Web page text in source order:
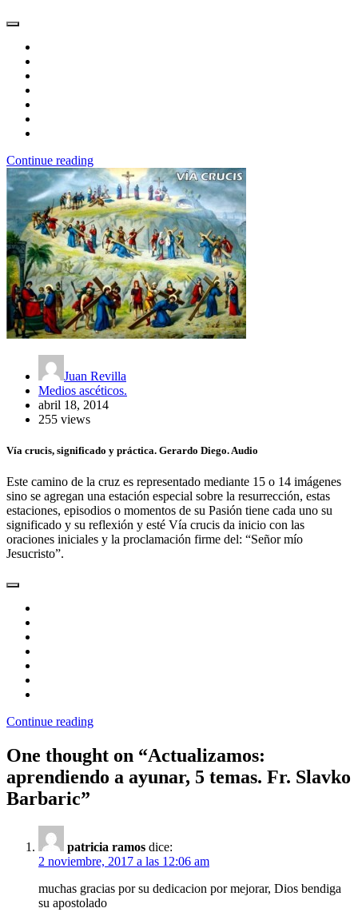
Continue reading
Juan Revilla
Medios ascéticos.
abril 18, 2014
255 views
Vía crucis, significado y práctica. Gerardo Diego. Audio
Este camino de la cruz es representado mediante 15 o 14 imágenes
sino se agregan una estación especial sobre la resurrección, estas
estaciones, episodios o momentos de su Pasión tiene cada uno su
significado y su reflexión y esté Vía crucis da inicio con las
oraciones iniciales y la proclamación firme del: “Señor mío
Jesucristo”.
Continue reading
One thought on “Actualizamos:
aprendiendo a ayunar, 5 temas. Fr. Slavko
Barbaric”
patricia ramos dice:
2 noviembre, 2017 a las 12:06 am
muchas gracias por su dedicacion por mejorar, Dios bendiga
su apostolado